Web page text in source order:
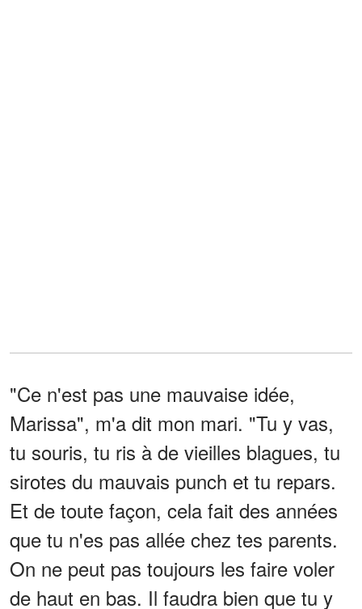
"Ce n'est pas une mauvaise idée,
Marissa", m'a dit mon mari. "Tu y vas,
tu souris, tu ris à de vieilles blagues, tu
sirotes du mauvais punch et tu repars.
Et de toute façon, cela fait des années
que tu n'es pas allée chez tes parents.
On ne peut pas toujours les faire voler
de haut en bas. Il faudra bien que tu y